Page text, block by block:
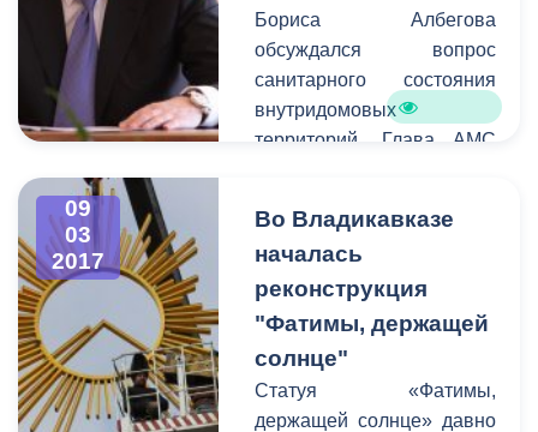
Бориса Албегова
обсуждался вопрос
санитарного состояния
внутридомовых
территорий. Глава АМС
жителями
многоквартирных домов.
Так как вышеуказанные
территории являются
зоной ответственности
управляющих компаний
совместно,
09
03
2017
Во Владикавказе
началась
реконструкция
"Фатимы, держащей
солнце"
Статуя «Фатимы,
держащей солнце» давно